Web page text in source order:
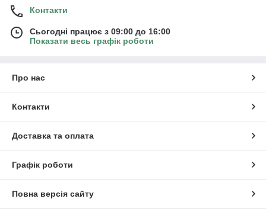
Контакти
Сьогодні працює з 09:00 до 16:00
Показати весь графік роботи
Про нас
Контакти
Доставка та оплата
Графік роботи
Повна версія сайту